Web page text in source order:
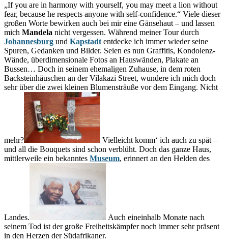
„If you are in harmony with yourself, you may meet a lion without
fear, because he respects anyone with self-confidence.“ Viele dieser
großen Worte bewirken auch bei mir eine Gänsehaut – und lassen
mich Mandela nicht vergessen. Während meiner Tour durch
Johannesburg und Kapstadt entdecke ich immer wieder seine
Spuren, Gedanken und Bilder. Seien es nun Graffitis, Kondolenz-
Wände, überdimensionale Fotos an Hauswänden, Plakate an
Bussen… Doch in seinem ehemaligen Zuhause, in dem roten
Backsteinhäuschen an der Vilakazi Street, wundere ich mich doch
sehr über die zwei kleinen Blumensträuße vor dem Eingang. Nicht
mehr?
Vielleicht komm‘ ich auch zu spät –
und all die Bouquets sind schon verblüht. Doch das ganze Haus,
mittlerweile ein bekanntes Museum, erinnert an den Helden des
Landes.
Auch eineinhalb Monate nach
seinem Tod ist der große Freiheitskämpfer noch immer sehr präsent
in den Herzen der Südafrikaner.